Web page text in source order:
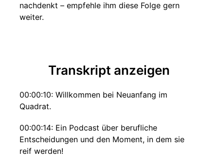
nachdenkt – empfehle ihm diese Folge gern
weiter.
Transkript anzeigen
00:00:10: Willkommen bei Neuanfang im
Quadrat.
00:00:14: Ein Podcast über berufliche
Entscheidungen und den Moment, in dem sie
reif werden!